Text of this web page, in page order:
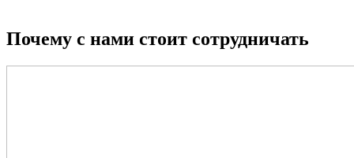
Почему с нами стоит сотрудничать